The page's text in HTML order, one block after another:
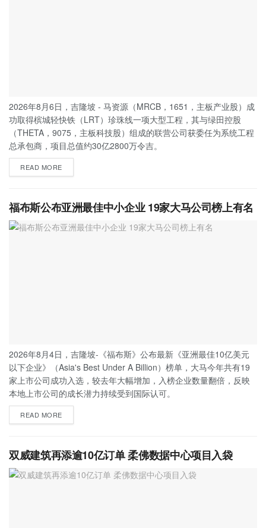
2026年8月6日，吉隆坡 - 马资源（MRCB，1651，主板产业股）成
功取得槟城轻快铁（LRT）珍珠线一项大型工程，其与绿田控股
（THETA，9075，主板科技股）组成的联营公司获委任为系统工程
总承包商，项目总值约30亿2800万令吉。
READ MORE
福布斯公布亚洲最佳中小企业 19家大马公司榜上有名
2026年8月4日，吉隆坡-《福布斯》公布最新《亚洲最佳10亿美元
以下企业》（Asia's Best Under A Billion）榜单，大马今年共有19
家上市公司成功入选，较去年大幅增加，入榜企业数量翻倍，反映
本地上市公司的成长潜力持续受到国际认可。
READ MORE
双威建筑再添逾10亿订单 柔佛数据中心项目入袋